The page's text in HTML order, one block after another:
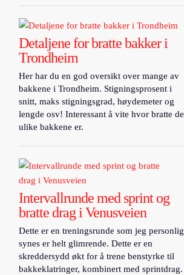
Detaljene for bratte bakker i
Trondheim
Her har du en god oversikt over mange av
bakkene i Trondheim. Stigningsprosent i
snitt, maks stigningsgrad, høydemeter og
lengde osv! Interessant å vite hvor bratte de
ulike bakkene er.
Intervallrunde med sprint og
bratte drag i Venusveien
Dette er en treningsrunde som jeg personlig
synes er helt glimrende. Dette er en
skreddersydd økt for å trene benstyrke til
bakkeklatringer, kombinert med sprintdrag.